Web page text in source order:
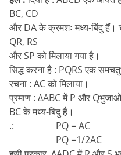
BC, CD
और DA के क्रमशः मध्य-बिंदु हैं।
QR, RS
और SP को मिलाया गया है।
सिद्ध करना है : PQRS एक
रचना : AC को मिलाया।
प्रमाण : ∆ABC में P और
BC के मध्य-बिंदु हैं।
.: PQ = AC
PQ =1/